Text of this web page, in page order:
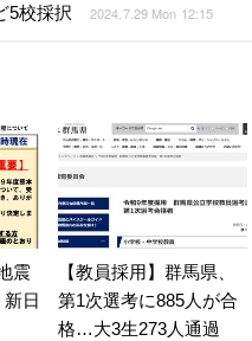
5校採択 2024.7.29 Mon 12:15
震
日
【教員採用】群馬県、
第1次選考に885人が合
格…大3生273人通過